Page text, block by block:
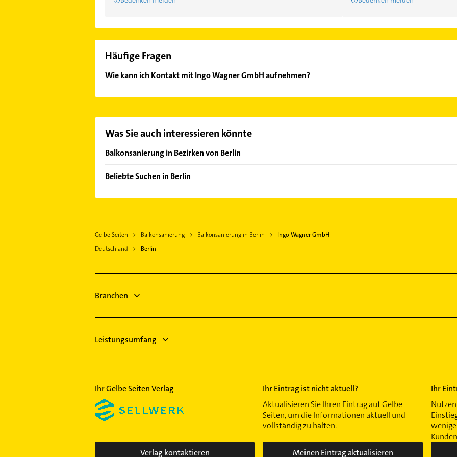
Häufige Fragen
Wie kann ich Kontakt mit Ingo Wagner GmbH aufnehmen?
Was Sie auch interessieren könnte
Balkonsanierung in Bezirken von Berlin
Bezirk Reinickendorf
Beliebte Suchen in Berlin
Steuerberater
Klempner
Rechtsanwalt
Gelbe Seiten Balkonsanierung Balkonsanierung in Berlin
Ingo Wagner GmbH
Deutschland
Berlin
Branchen
Leistungsumfang
Ihr Gelbe Seiten Verlag
Verlag kontaktieren
Ihr Eintrag ist nicht aktuell?
Aktualisieren Sie Ihren Eintrag auf Gelbe
Seiten, um die Informationen aktuell und
vollständig zu halten.
Meinen Eintrag aktualisieren
Ihr